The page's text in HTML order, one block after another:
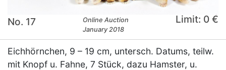
No. 17
Online Auction
January 2018
Limit: 0 €
Eichhörnchen, 9 – 19 cm, untersch. Datums, teilw.
mit Knopf u. Fahne, 7 Stück, dazu Hamster, u.